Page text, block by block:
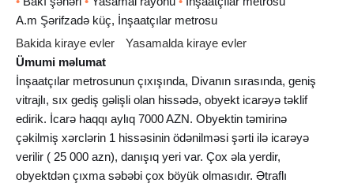
A.m Şərifzadə küç, İnşaatçılar metrosu
Bakida kiraye evler
Yasamalda kiraye evler
Ümumi məlumat
İnşaatçılar metrosunun çıxışında, Divanın sırasında, geniş
vitrajlı, sıx gediş gəlişli olan hissədə, obyekt icarəyə təklif
edirik. İcarə haqqı aylıq 7000 AZN. Obyektin təmirinə
çəkilmiş xərclərin 1 hissəsinin ödənilməsi şərti ilə icarəyə
verilir ( 25 000 azn), danışıq yeri var. Çox əla yerdir,
obyektdən çıxma səbəbi çox böyük olmasıdır. Ətraflı